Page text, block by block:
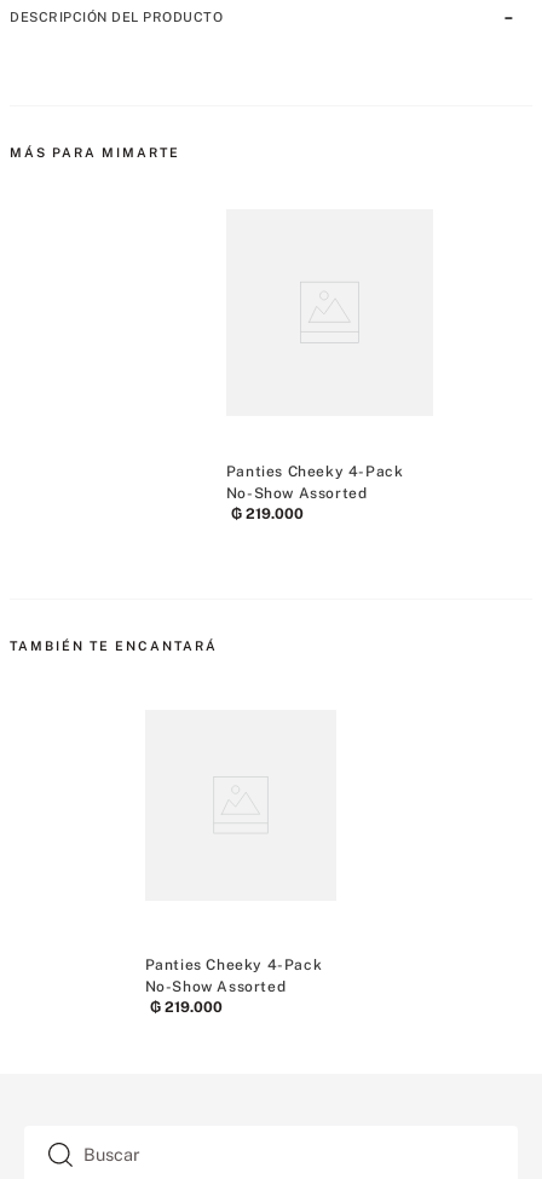
DESCRIPCIÓN DEL PRODUCTO
MÁS PARA MIMARTE
Panties Cheeky 4-Pack
No-Show Assorted
₲ 219.000
TAMBIÉN TE ENCANTARÁ
Panties Cheeky 4-Pack
No-Show Assorted
₲ 219.000
Buscar